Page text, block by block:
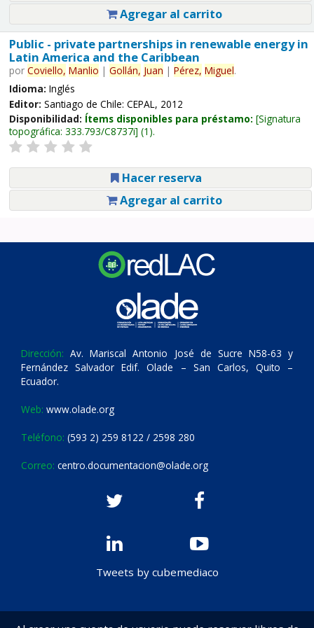
Agregar al carrito
Public - private partnerships in renewable energy in
Latin America and the Caribbean
por Coviello, Manlio | Gollán, Juan | Pérez, Miguel.
Idioma: Inglés
Editor: Santiago de Chile: CEPAL, 2012
Disponibilidad: Ítems disponibles para préstamo: Signatura
topográfica: 333.793/C8737i (1).
Hacer reserva
Agregar al carrito
Dirección: Av. Mariscal Antonio José de Sucre N58-63 y
Fernández Salvador Edif. Olade – San Carlos, Quito –
Ecuador.
Web: www.olade.org
Teléfono: (593 2) 259 8122 / 2598 280
Correo: centro.documentacion@olade.org
Tweets by cubemediaco